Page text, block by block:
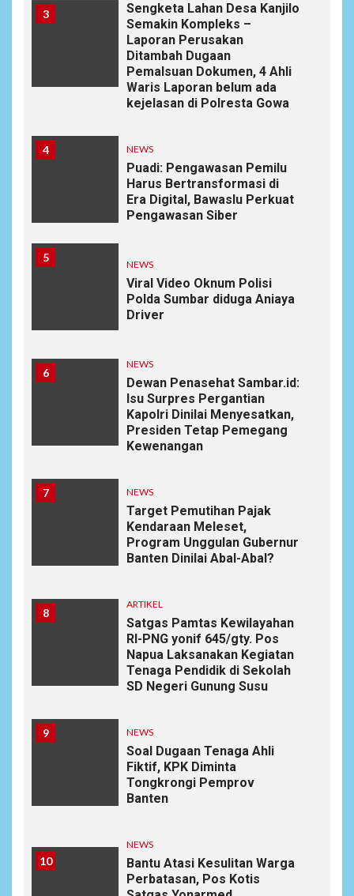
3
Sengketa Lahan Desa Kanjilo
Semakin Kompleks –
Laporan Perusakan
Ditambah Dugaan
Pemalsuan Dokumen, 4 Ahli
Waris Laporan belum ada
kejelasan di Polresta Gowa
4 NEWS
Puadi: Pengawasan Pemilu
Harus Bertransformasi di
Era Digital, Bawaslu Perkuat
Pengawasan Siber
5
NEWS
Viral Video Oknum Polisi
Polda Sumbar diduga Aniaya
Driver
6
NEWS
Dewan Penasehat Sambar.id:
Isu Surpres Pergantian
Kapolri Dinilai Menyesatkan,
Presiden Tetap Pemegang
Kewenangan
7 NEWS
Target Pemutihan Pajak
Kendaraan Meleset,
Program Unggulan Gubernur
Banten Dinilai Abal-Abal?
8
ARTIKEL
Satgas Pamtas Kewilayahan
RI-PNG yonif 645/gty. Pos
Napua Laksanakan Kegiatan
Tenaga Pendidik di Sekolah
SD Negeri Gunung Susu
9 NEWS
Soal Dugaan Tenaga Ahli
Fiktif, KPK Diminta
Tongkrongi Pemprov
Banten
10
NEWS
Bantu Atasi Kesulitan Warga
Perbatasan, Pos Kotis